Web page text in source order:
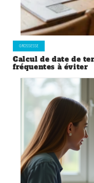
GROSSESSE
Calcul de date de
fréquentes à éviter